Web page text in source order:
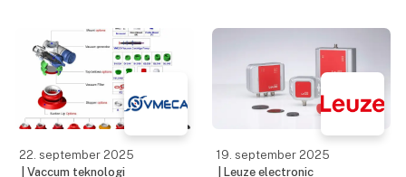
companies across
Europe. The goal is
simple: speed up
digitalization and
sustainability in
ekspertise fra hele
Europa.
Med ambitionen om at
accelerere digitali
22. september 2025
| Vaccum teknologi
19. september 2025
| Leuze electronic